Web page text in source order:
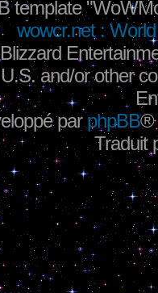
template
wowcr.net :
and/or other
par phpBB®
Traduit